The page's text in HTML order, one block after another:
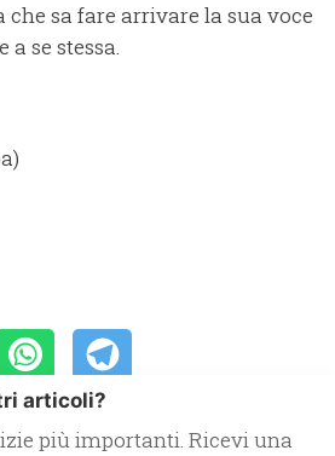
che sa fare arrivare la sua voce
a se stessa.
articoli?
più importanti. Ricevi una